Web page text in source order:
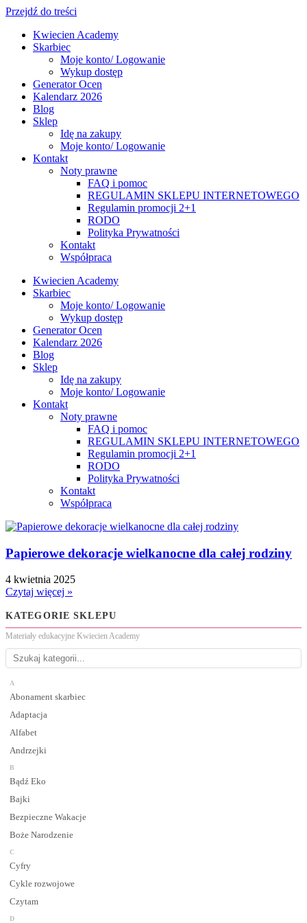
Przejdź do treści
Kwiecien Academy
Skarbiec
Moje konto/ Logowanie
Wykup dostęp
Generator Ocen
Kalendarz 2026
Blog
Sklep
Idę na zakupy
Moje konto/ Logowanie
Kontakt
Noty prawne
FAQ i pomoc
REGULAMIN SKLEPU INTERNETOWEGO
Regulamin promocji 2+1
RODO
Polityka Prywatności
Kontakt
Współpraca
Kwiecien Academy
Skarbiec
Moje konto/ Logowanie
Wykup dostęp
Generator Ocen
Kalendarz 2026
Blog
Sklep
Idę na zakupy
Moje konto/ Logowanie
Kontakt
Noty prawne
FAQ i pomoc
REGULAMIN SKLEPU INTERNETOWEGO
Regulamin promocji 2+1
RODO
Polityka Prywatności
Kontakt
Współpraca
Papierowe dekoracje wielkanocne dla całej rodziny
4 kwietnia 2025
Czytaj więcej »
KATEGORIE SKLEPU
Materiały edukacyjne Kwiecien Academy
A
Abonament skarbiec
Adaptacja
Alfabet
Andrzejki
B
Bądź Eko
Bajki
Bezpieczne Wakacje
Boże Narodzenie
C
Cyfry
Cykle rozwojowe
Czytam
D